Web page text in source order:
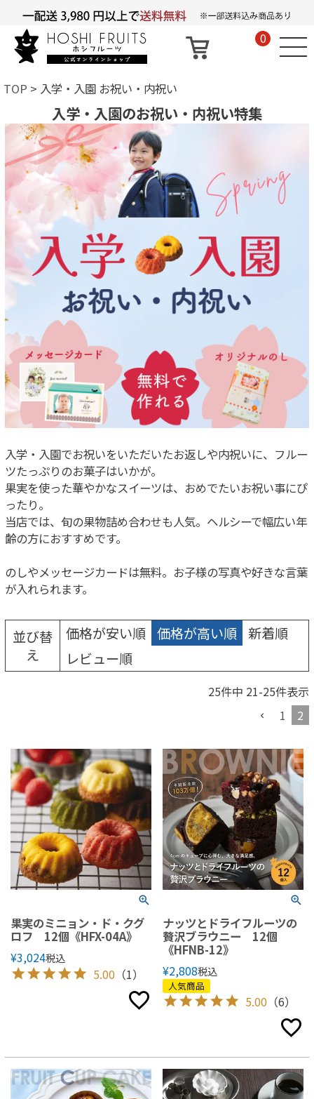
0
TOP 入学・入園 お祝い・内祝い
入学・入園のお祝い・内祝い特集
入学・入園でお祝いをいただいたお返しや内祝いに、フルー
ツたっぷりのお菓子はいかが。
果実を使った華やかなスイーツは、おめでたいお祝い事にぴ
ったり。
当店では、旬の果物詰め合わせも人気。ヘルシーで幅広い年
齢の方におすすめです。
のしやメッセージカードは無料。お子様の写真や好きな言葉
が入れられます。
並び替
え
価格が安い順 価格が高い順
新着順
レビュー順
25件中 21-25件表示
1
2
果実のミニョン・ド・クグ
ロフ 12個《HFX-04A》
¥3,024税込
5.00 （1）
ナッツとドライフルーツの
贅沢ブラウニー 12個
《HFNB-12》
¥2,808税込
人気商品
5.00 （6）